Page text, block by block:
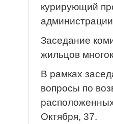
курирующий
Заседание
жильцов
В рамках
вопросы по
Октября, 37.